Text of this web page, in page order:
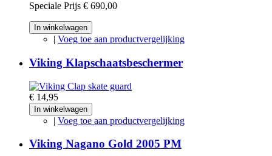
Speciale Prijs € 690,00
In winkelwagen
| Voeg toe aan productvergelijking
Viking Klapschaatsbeschermer
€ 14,95
In winkelwagen
| Voeg toe aan productvergelijking
Viking Nagano Gold 2005 PM